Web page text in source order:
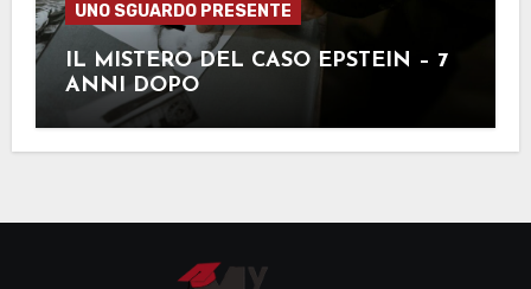
UNO SGUARDO PRESENTE
IL MISTERO DEL CASO EPSTEIN – 7
ANNI DOPO